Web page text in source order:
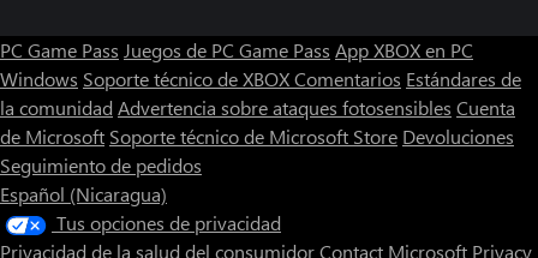
PC Game Pass Juegos de PC Game Pass App XBOX en PC
Windows Soporte técnico de XBOXComentarios Estándares de
la comunidad Advertencia sobre ataques fotosensibles Cuenta
de Microsoft Soporte técnico de Microsoft Store Devoluciones
Seguimiento de pedidos
Español (Nicaragua)
Tus opciones de privacidad
Privacidad de la salud del consumidorContact Microsoft Privacy